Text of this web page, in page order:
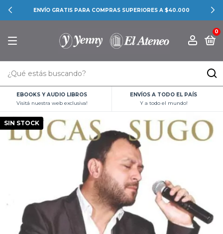
ENVÍO GRATIS PARA COMPRAS SUPERIORES A $40.000
0
EBOOKS Y AUDIO LIBROS
Visitá nuestra web exclusiva!
ENVÍOS A TODO EL PAÍS
Y a todo el mundo!
SIN STOCK